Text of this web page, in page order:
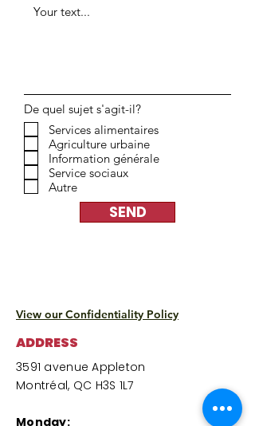
De quel sujet s'agit-il?
Services alimentaires
Agriculture urbaine
Information générale
Service sociaux
Autre
SEND
View our Confidentiality Policy
ADDRESS
3591 avenue Appleton
Montréal, QC H3S 1L7
Monday: